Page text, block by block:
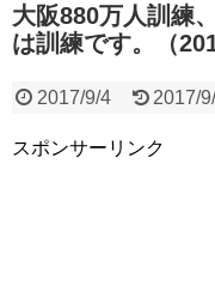
大阪880万人訓練
は訓練です。（
2017/9/4 2017/
スポンサーリンク